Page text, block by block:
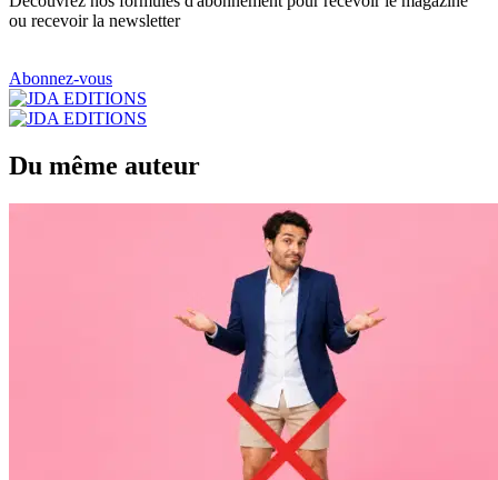
ou recevoir la newsletter
Abonnez-vous
Du même auteur